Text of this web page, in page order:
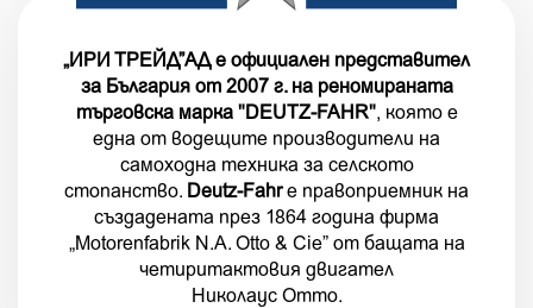
„ИРИ ТРЕЙД”АД е официален представител
за България от 2007 г. на реномираната
търговска марка "DEUTZ-FAHR", която е
една от водещите производители на
самоходна техника за селското
стопанство. Deutz-Fahrе правоприемник на
създадената през 1864 година фирма
„Motorenfabrik N.A. Otto & Cie” от бащата на
четиритактовия двигател
Николаус Отто.